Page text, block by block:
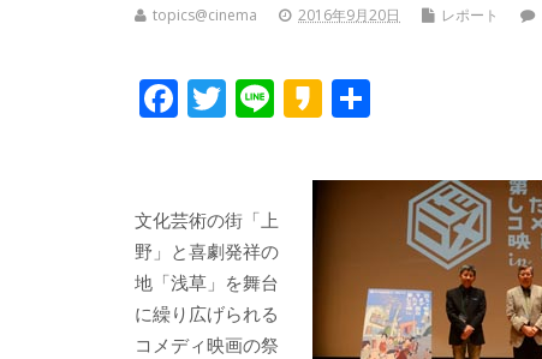
topics@cinema 2016年9月20日 レポート
F
b
o
o
k
T
er
Li K
k
文化芸術の街「上
野」と喜劇発祥の
地「浅草」を舞台
に繰り広げられる
コメディ映画の祭